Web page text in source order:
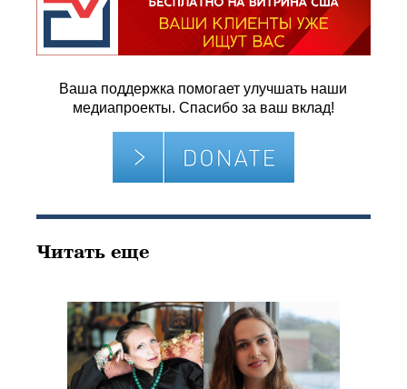
Ваша поддержка помогает улучшать наши
медиапроекты. Спасибо за ваш вклад!
Читать еще